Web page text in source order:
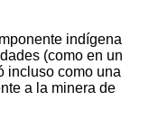
indígena
(como en un
incluso como una
a la minera de